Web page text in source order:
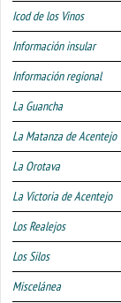
Icod de los Vinos
Información insular
Información regional
La Guancha
La Matanza de Acentejo
La Orotava
La Victoria de Acentejo
Los Realejos
Los Silos
Miscelánea